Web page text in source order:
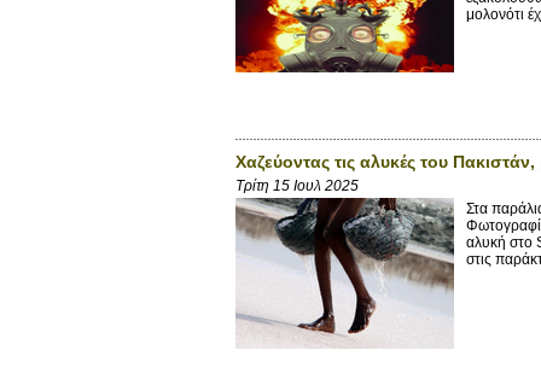
μολονότι
Χαζεύοντας τις αλυκές του
Τρίτη 15 Ιουλ 2025
Στα
αλυκή στο
στις